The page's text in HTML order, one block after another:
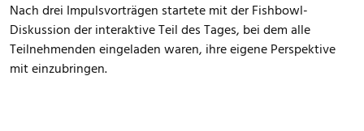
Nach drei Impulsvorträgen startete mit der Fishbowl-
Diskussion der interaktive Teil des Tages, bei dem alle
Teilnehmenden eingeladen waren, ihre eigene Perspektive
mit einzubringen.